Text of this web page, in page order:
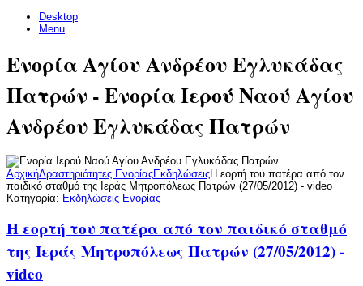
Desktop
Menu
Ενορία Αγίου Ανδρέου Εγλυκάδας
Πατρών - Ενορία Ιερού Ναού Αγίου
Ανδρέου Εγλυκάδας Πατρών
ΑρχικήΔραστηριότητες ΕνορίαςΕκδηλώσειςH εορτή του πατέρα από τον
παιδικό σταθμό της Ιεράς Μητροπόλεως Πατρών (27/05/2012) - video
Κατηγορία: Εκδηλώσεις Ενορίας
H εορτή του πατέρα από τον παιδικό σταθμό
της Ιεράς Μητροπόλεως Πατρών (27/05/2012) -
video